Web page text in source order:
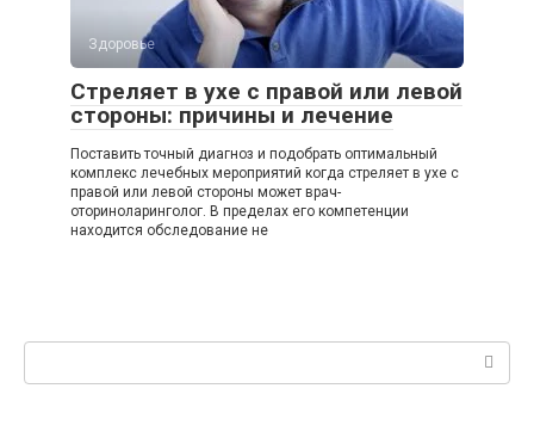
Здоровье
Стреляет в ухе с правой или левой
стороны: причины и лечение
Поставить точный диагноз и подобрать оптимальный
комплекс лечебных мероприятий когда стреляет в ухе с
правой или левой стороны может врач-
оториноларинголог. В пределах его компетенции
находится обследование не